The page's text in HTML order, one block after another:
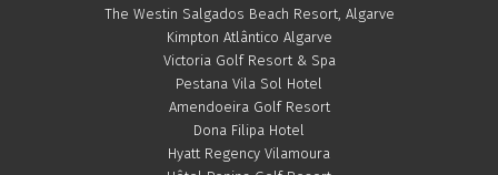
The Westin Salgados Beach Resort, Algarve
Kimpton Atlântico Algarve
Victoria Golf Resort & Spa
Pestana Vila Sol Hotel
Amendoeira Golf Resort
Dona Filipa Hotel
Hyatt Regency Vilamoura